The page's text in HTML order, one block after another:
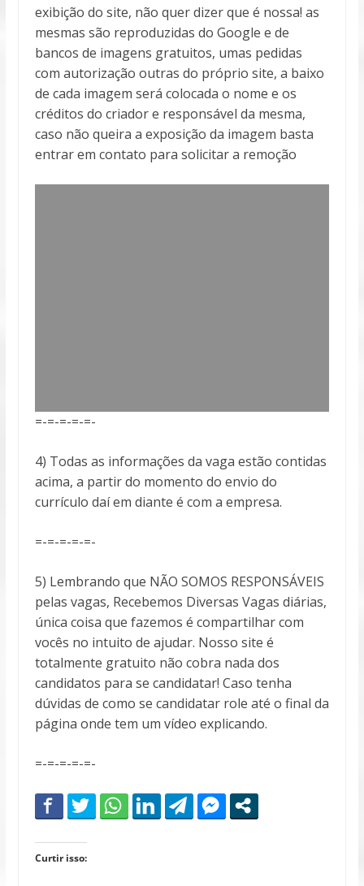
exibição do site, não quer dizer que é nossa! as
mesmas são reproduzidas do Google e de
bancos de imagens gratuitos, umas pedidas
com autorização outras do próprio site, a baixo
de cada imagem será colocada o nome e os
créditos do criador e responsável da mesma,
caso não queira a exposição da imagem basta
entrar em contato para solicitar a remoção
=-=-=-=-=-
4) Todas as informações da vaga estão contidas
acima, a partir do momento do envio do
currículo daí em diante é com a empresa.
=-=-=-=-=-
5) Lembrando que NÃO SOMOS RESPONSÁVEIS
pelas vagas, Recebemos Diversas Vagas diárias,
única coisa que fazemos é compartilhar com
vocês no intuito de ajudar. Nosso site é
totalmente gratuito não cobra nada dos
candidatos para se candidatar! Caso tenha
dúvidas de como se candidatar role até o final da
página onde tem um vídeo explicando.
=-=-=-=-=-
Curtir isso: